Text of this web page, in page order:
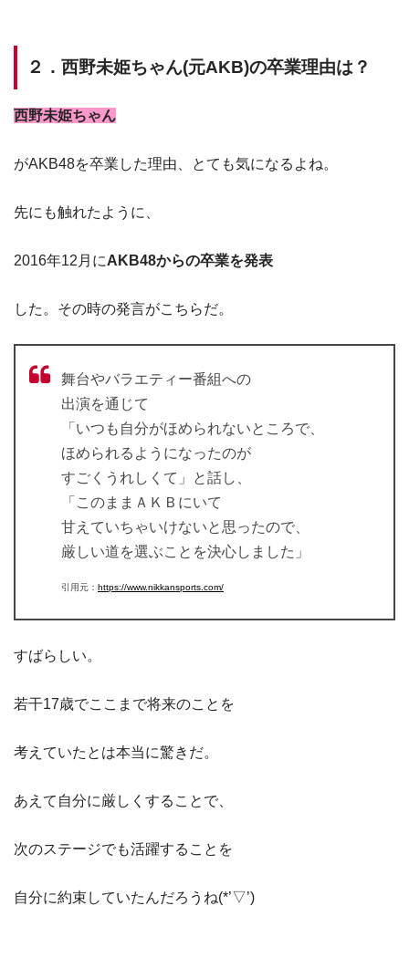
２．西野未姫ちゃん(元AKB)の卒業理由は？
西野未姫ちゃん
がAKB48を卒業した理由、とても気になるよね。
先にも触れたように、
2016年12月にAKB48からの卒業を発表
した。その時の発言がこちらだ。
舞台やバラエティー番組への
出演を通じて
「いつも自分がほめられないところで、
ほめられるようになったのが
すごくうれしくて」と話し、
「このままＡＫＢにいて
甘えていちゃいけないと思ったので、
厳しい道を選ぶことを決心しました」
引用元： https://www.nikkansports.com/
すばらしい。
若干17歳でここまで将来のことを
考えていたとは本当に驚きだ。
あえて自分に厳しくすることで、
次のステージでも活躍することを
自分に約束していたんだろうね(*’▽’)